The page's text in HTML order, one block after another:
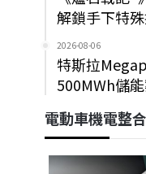
解鎖手下特
2026-08-06
特斯拉
500MWh儲
電動車機電整